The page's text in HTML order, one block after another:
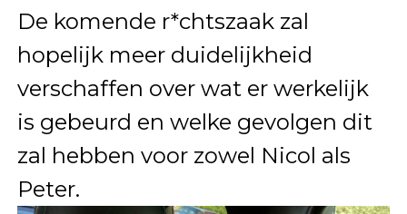
De komende r*chtszaak zal
hopelijk meer duidelijkheid
verschaffen over wat er werkelijk
is gebeurd en welke gevolgen dit
zal hebben voor zowel Nicol als
Peter.